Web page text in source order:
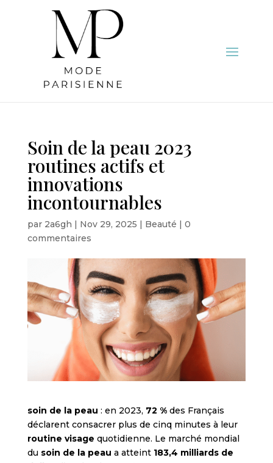
Soin de la peau 2023
routines actifs et
innovations
incontournables
par 2a6gh | Nov 29, 2025 | Beauté | 0
commentaires
soin de la peau : en 2023, 72 %des Français
déclarent consacrer plus de cinq minutes à leur
routine visage quotidienne. Le marché mondial
du soin de la peau a atteint 183,4 milliards de